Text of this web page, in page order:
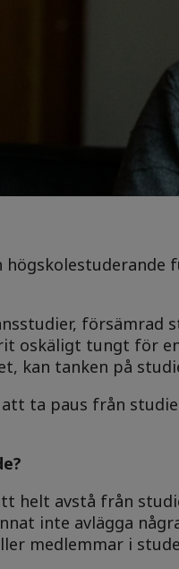
oskäligt tungt för
kan tanken på
ta paus från
helt avstå från
inte avlägga
medlemmar i